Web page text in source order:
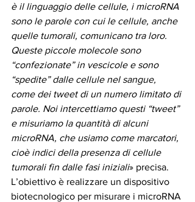
è il linguaggio delle cellule, i microRNA
sono le parole con cui le cellule, anche
quelle tumorali, comunicano tra loro.
Queste piccole molecole sono
“confezionate” in vescicole e sono
“spedite” dalle cellule nel sangue,
come dei tweet di un numero limitato di
parole. Noi intercettiamo questi “tweet”
e misuriamo la quantità di alcuni
microRNA, che usiamo come marcatori,
cioè indici della presenza di cellule
tumorali fin dalle fasi iniziali» precisa.
L’obiettivo è realizzare un dispositivo
biotecnologico per misurare i microRNA